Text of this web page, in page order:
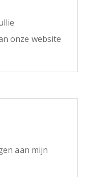
onze website
aan mijn